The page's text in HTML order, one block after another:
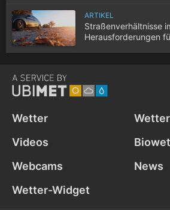
ARTIKEL
Straßenverhältnisse
Herausforderungen
Wetter
Videos
Webcams
News
Wetter-Widget